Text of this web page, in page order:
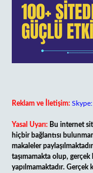
Reklam ve İletişim:
Yasal Uyarı: Bu internet
hiçbir bağlantısı
makaleler
taşımamakta olup, gerçek
yapılmamaktadır.